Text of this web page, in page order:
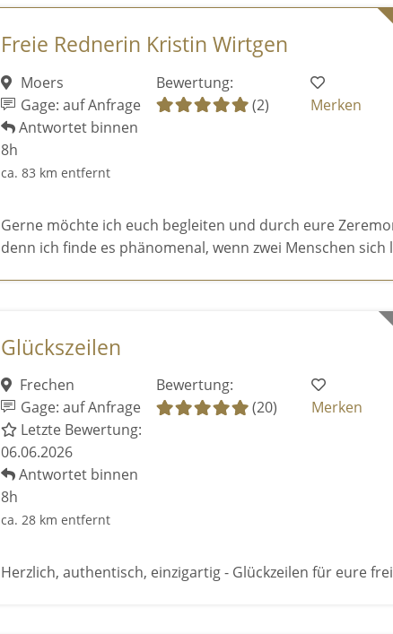
Freie Rednerin Kristin Wirtgen
Moers
Gage: auf Anfrage
Antwortet binnen
8h
ca. 83 km entfernt
Bewertung:
(2)
Merken
Gerne möchte ich euch begleiten und durch eure
denn ich finde es phänomenal, wenn zwei Menschen sich
Glückszeilen
Frechen
Gage: auf Anfrage
Letzte Bewertung:
06.06.2026
Antwortet binnen
8h
ca. 28 km entfernt
Bewertung:
(20)
Merken
Herzlich, authentisch, einzigartig - Glückzeilen für eure